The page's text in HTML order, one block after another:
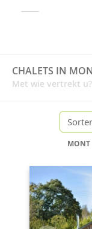
CHALETS IN
Met wie vertrekt u?
MONT